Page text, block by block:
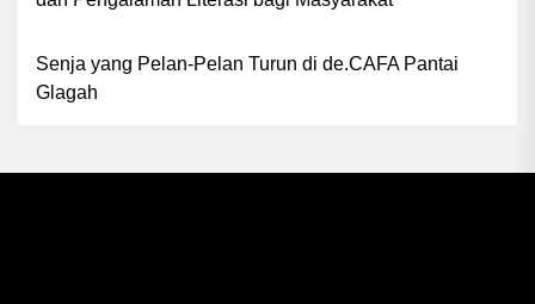
Senja yang Pelan-Pelan Turun di de.CAFA Pantai
Glagah